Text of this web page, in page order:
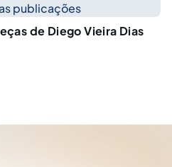
publicações
de Diego Vieira Dias